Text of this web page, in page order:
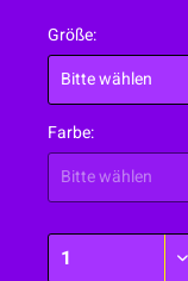
Größe:
Farbe: